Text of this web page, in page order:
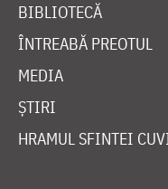
BIBLIOTECĂ
ÎNTREABĂ PREOTUL
MEDIA
ȘTIRI
HRAMUL SFINTEI